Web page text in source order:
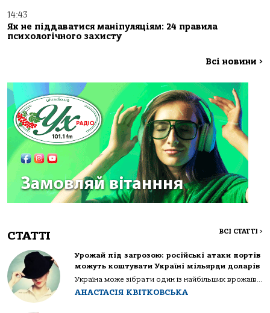
14:43
Як не піддаватися маніпуляціям: 24 правила
психологічного захисту
Всі новини >
СТАТТІ ВСІ СТАТТІ >
Урожай під загрозою: російські атаки портів
можуть коштувати Україні мільярди доларів
Україна може зібрати один із найбільших врожаїв...
АНАСТАСІЯ КВІТКОВСЬКА